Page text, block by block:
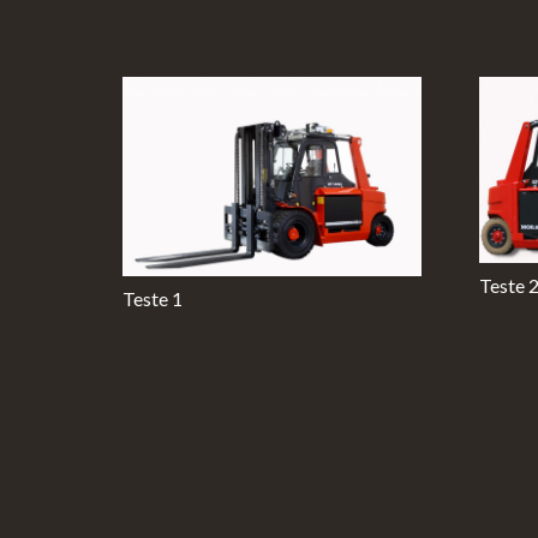
Teste 1
Teste 2